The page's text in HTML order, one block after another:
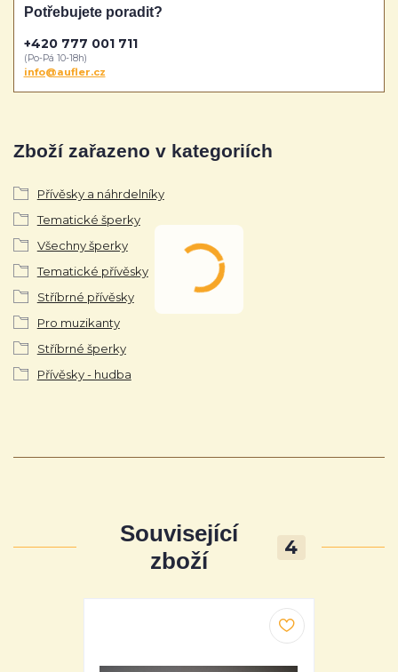
Zboží zařazeno v kategoriích
Přívěsky a náhrdelníky
Tematické šperky
Všechny šperky
Tematické přívěsky
Stříbrné přívěsky
Pro muzikanty
Stříbrné šperky
Přívěsky - hudba
Potřebujete poradit?
+420 777 001 711
(Po-Pá 10-18h)
info@aufler.cz
Související
zboží
4